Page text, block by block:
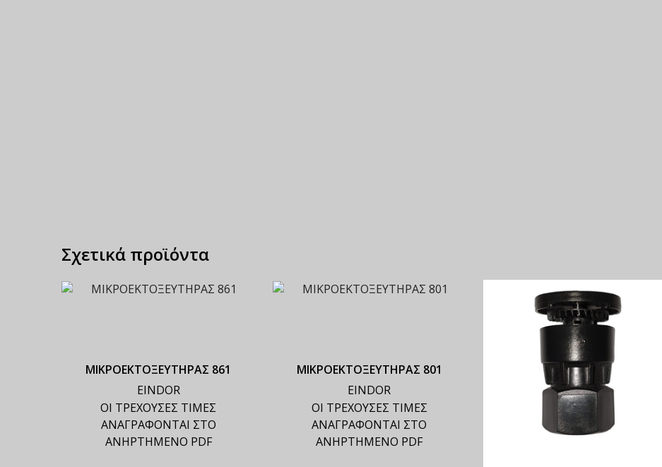
Σχετικά προϊόντα
ΜΙΚΡΟΕΚΤΟΞΕΥΤΗΡΑΣ 861
EINDOR
ΟΙ ΤΡΕΧΟΥΣΕΣ ΤΙΜΕΣ
ΑΝΑΓΡΑΦΟΝΤΑΙ ΣΤΟ
ΑΝΗΡΤΗΜΕΝΟ PDF
ΜΙΚΡΟΕΚΤΟΞΕΥΤΗΡΑΣ 801
EINDOR
ΟΙ ΤΡΕΧΟΥΣΕΣ ΤΙΜΕΣ
ΑΝΑΓΡΑΦΟΝΤΑΙ ΣΤΟ
ΑΝΗΡΤΗΜΕΝΟ PDF